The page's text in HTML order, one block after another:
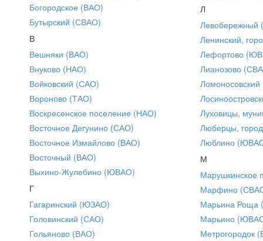
Богородское (ВАО)
Бутырский (СВАО)
В
Вешняки (ВАО)
Внуково (НАО)
Войковский (САО)
Вороново (ТАО)
Воскресенское поселение (НАО)
Восточное Дегунино (САО)
Восточное Измайлово (ВАО)
Восточный (ВАО)
Выхино-Жулебино (ЮВАО)
Г
Гагаринский (ЮЗАО)
Головинский (САО)
Гольяново (ВАО)
Л
Ленинский,
Лефортово
Лианозово
Луховицы,
Люберцы,
Люблино
М
Марушкинское
Марфино
Марьина Роща
Марьино
Метрогородок